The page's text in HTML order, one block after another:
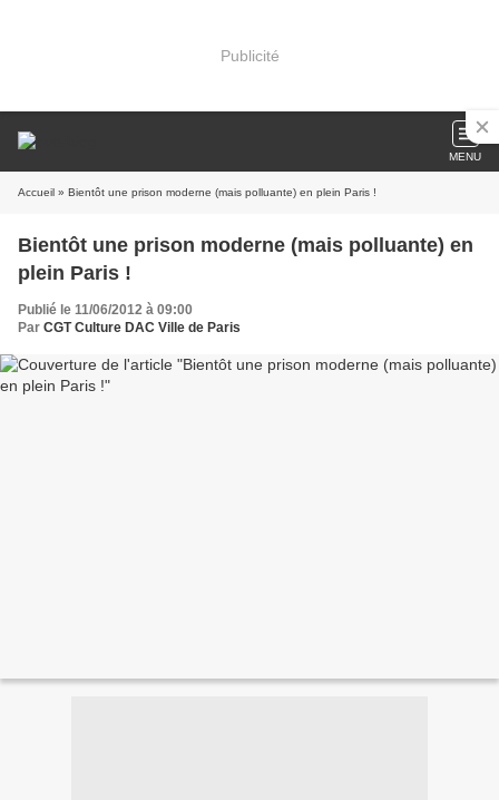
Publicité
MENU
Accueil » Bientôt une prison moderne (mais polluante) en plein Paris !
Bientôt une prison moderne (mais polluante) en
plein Paris !
Publié le 11/06/2012 à 09:00
Par CGT Culture DAC Ville de Paris